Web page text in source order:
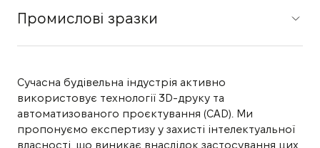
Промислові зразки
Сучасна будівельна індустрія активно
використовує технології 3D-друку та
автоматизованого проєктування (CAD). Ми
пропонуємо експертизу у захисті інтелектуальної
власності, що виникає внаслідок застосування цих